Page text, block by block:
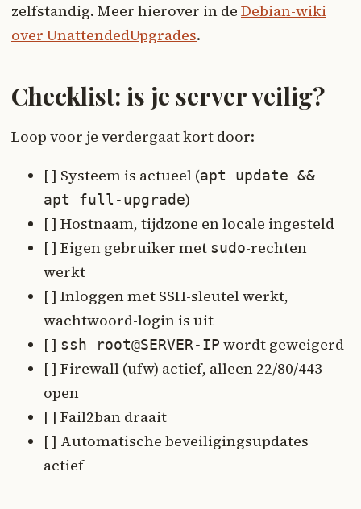
zelfstandig. Meer hierover in de Debian-wiki
over UnattendedUpgrades.
Checklist: is je server veilig?
Loop voor je verdergaat kort door:
[ ] Systeem is actueel (apt update &&
apt full-upgrade)
[ ] Hostnaam, tijdzone en locale ingesteld
[ ] Eigen gebruiker met sudo-rechten
werkt
[ ] Inloggen met SSH-sleutel werkt,
wachtwoord-login is uit
[ ] ssh root@SERVER-IP wordt geweigerd
[ ] Firewall (ufw) actief, alleen 22/80/443
open
[ ] Fail2ban draait
[ ] Automatische beveiligingsupdates
actief